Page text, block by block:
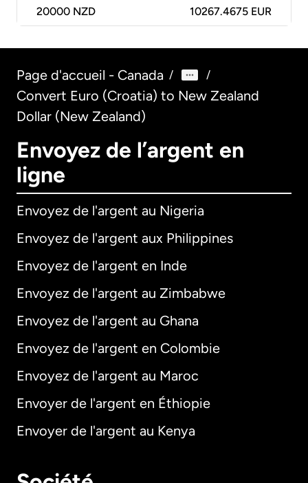
20000 NZD 10267.4675 EUR
Page d'accueil - Canada / /
Convert Euro (Croatia) to New Zealand
Dollar (New Zealand)
Envoyez de l’argent en
ligne
Envoyez de l'argent au Nigeria
Envoyez de l'argent aux Philippines
Envoyez de l'argent en Inde
Envoyez de l'argent au Zimbabwe
Envoyez de l'argent au Ghana
Envoyez de l'argent en Colombie
Envoyez de l'argent au Maroc
Envoyer de l'argent en Éthiopie
Envoyer de l'argent au Kenya